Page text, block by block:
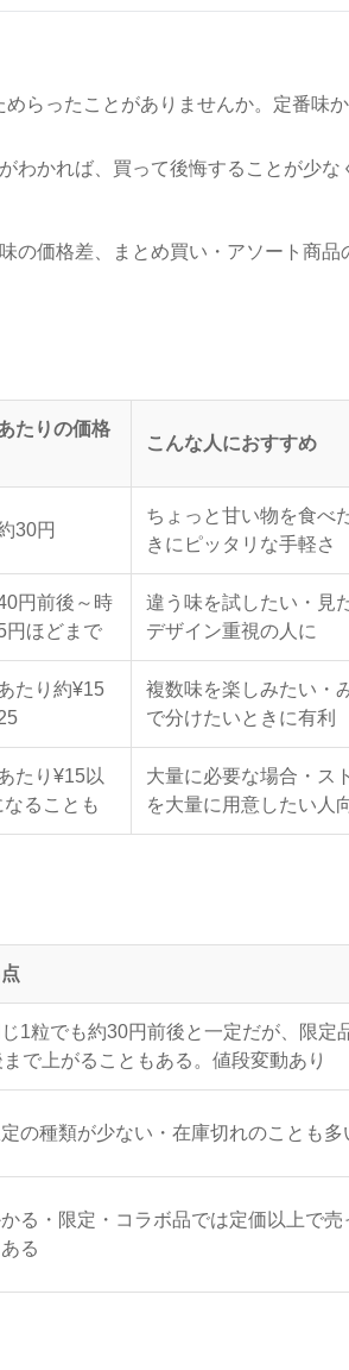
らったことがありませんか。定番味
わかれば、買って後悔することが少な
の価格差、まとめ買い・アソート商品
たりの価格
こんな人におすすめ
30円
ちょっと甘い物を食べ
きにピッタリな手軽さ
円前後～時
円ほどまで
違う味を試したい・見
デザイン重視の人に
たり約¥15
複数味を楽しみたい・
で分けたいときに有利
たり¥15以
なることも
大量に必要な場合・ス
を大量に用意したい人
1粒でも約30円前後と一定だが、限定
で上がることもある。値段変動あり
の種類が少ない・在庫切れのことも多
る・限定・コラボ品では定価以上で売
る